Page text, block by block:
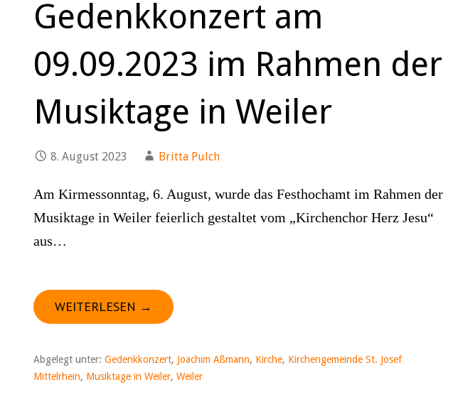
Gedenkkonzert am
09.09.2023 im Rahmen der
Musiktage in Weiler
8. August 2023 Britta Pulch
Am Kirmessonntag, 6. August, wurde das Festhochamt im Rahmen der
Musiktage in Weiler feierlich gestaltet vom „Kirchenchor Herz Jesu“
aus…
WEITERLESEN →
Abgelegt unter: Gedenkkonzert, Joachim Aßmann, Kirche, Kirchengemeinde St. Josef
Mittelrhein, Musiktage in Weiler, Weiler